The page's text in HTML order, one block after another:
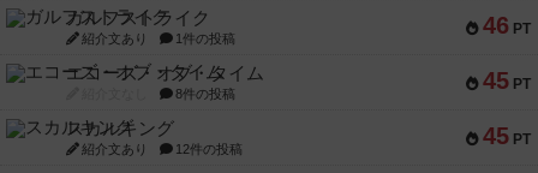
46 PT
ガルフストライク
紹介文あり 1件の投稿
45 PT
エコーズ・オブ・タイム
8件の投稿
45 PT
スカルキング
紹介文あり 12件の投稿